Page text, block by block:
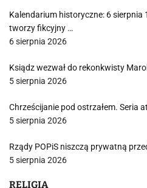
Kalendarium historyczne: 6 sierpnia
tworzy fikcyjny …
6 sierpnia 2026
Ksiądz wezwał do rekonkwisty
5 sierpnia 2026
Chrześcijanie pod ostrzałem. Seria
5 sierpnia 2026
Rządy POPiS niszczą prywatną
5 sierpnia 2026
RELIGIA